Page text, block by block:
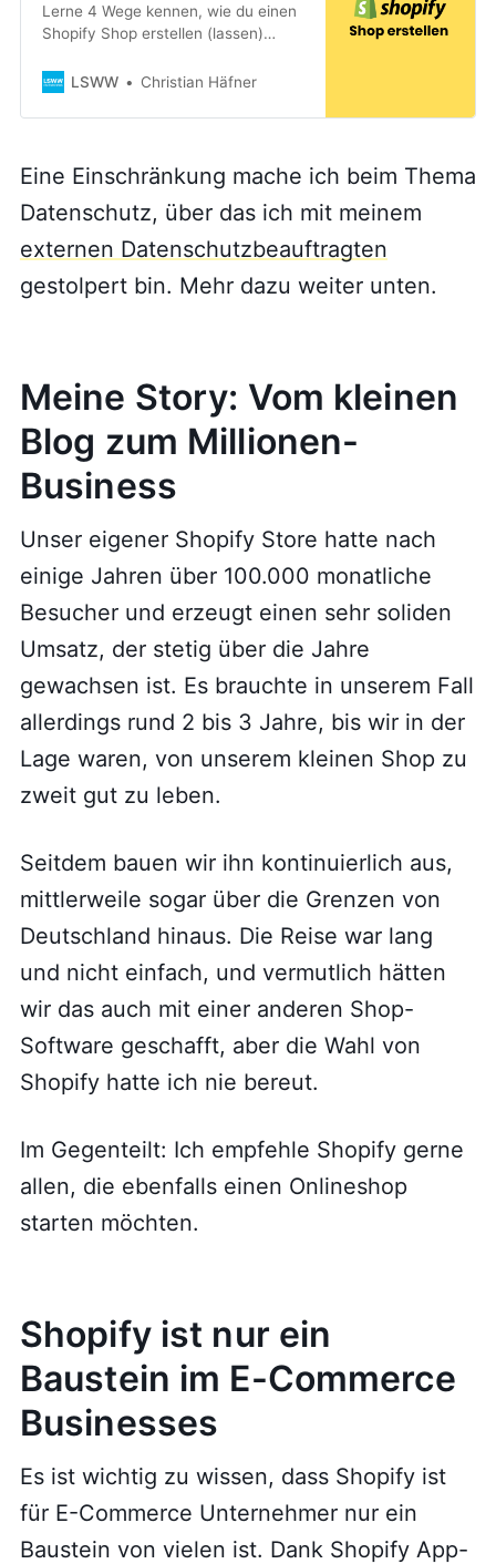
Lerne 4 Wege kennen, wie du einen
Shopify Shop erstellen (lassen)
Nachteilen du rechnen musst.
LSWW Christian Häfner
Eine Einschränkung mache ich beim Thema
Datenschutz, über das ich mit meinem
externen Datenschutzbeauftragten
gestolpert bin. Mehr dazu weiter unten.
Meine Story: Vom kleinen
Blog zum Millionen-
Business
Unser eigener Shopify Store hatte nach
einige Jahren über 100.000 monatliche
Besucher und erzeugt einen sehr soliden
Umsatz, der stetig über die Jahre
gewachsen ist. Es brauchte in unserem Fall
allerdings rund 2 bis 3 Jahre, bis wir in der
Lage waren, von unserem kleinen Shop zu
zweit gut zu leben.
Seitdem bauen wir ihn kontinuierlich aus,
mittlerweile sogar über die Grenzen von
Deutschland hinaus. Die Reise war lang
und nicht einfach, und vermutlich hätten
wir das auch mit einer anderen Shop-
Software geschafft, aber die Wahl von
Shopify hatte ich nie bereut.
Im Gegenteilt: Ich empfehle Shopify gerne
allen, die ebenfalls einen Onlineshop
starten möchten.
Shopify ist nur ein
Baustein im E-Commerce
Businesses
Es ist wichtig zu wissen, dass Shopify ist
für E-Commerce Unternehmer nur ein
Baustein von vielen ist. Dank Shopify App-